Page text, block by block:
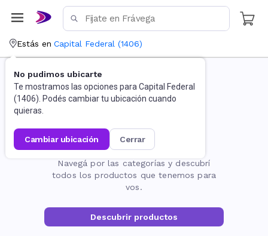
Estás en Capital Federal (1406)
No pudimos ubicarte
Te mostramos las opciones para Capital Federal
(1406). Podés cambiar tu ubicación cuando
quieras.
cambiar ubicación cerrar
La página no existe
Navegá por las categorías y descubrí
todos los productos que tenemos para
vos.
Descubrir productos